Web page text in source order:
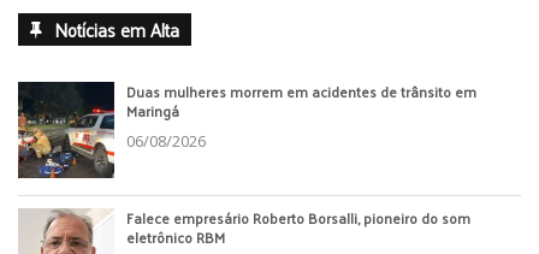
Notícias em Alta
Duas mulheres morrem em acidentes de trânsito em
Maringá
06/08/2026
Falece empresário Roberto Borsalli, pioneiro do som
eletrônico RBM